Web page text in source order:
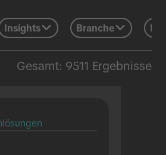
Insights Branche
Gesamt: 9511 Ergebnisse